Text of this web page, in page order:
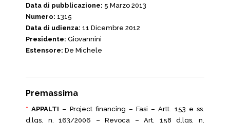
Data di pubblicazione: 5 Marzo 2013
Numero: 1315
Data di udienza: 11 Dicembre 2012
Presidente: Giovannini
Estensore: De Michele
Premassima
*APPALTI – Project financing – Fasi – Artt. 153 e ss.
d.lgs. n. 163/2006 – Revoca – Art. 158 d.lgs. n.